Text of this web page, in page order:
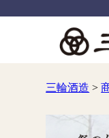
三輪酒造 >